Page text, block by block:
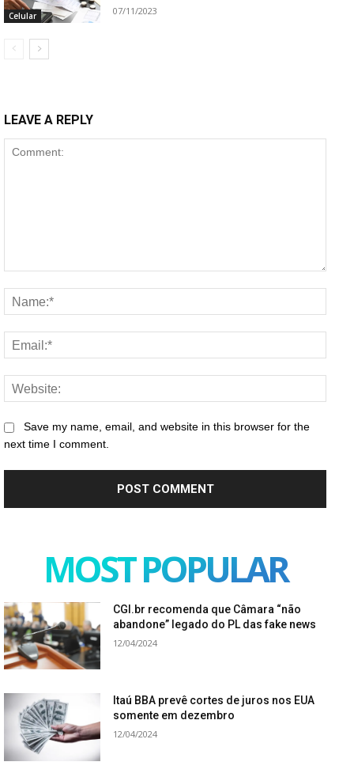
Celular 07/11/2023
LEAVE A REPLY
Save my name, email, and website in this browser for the
next time I comment.
MOST POPULAR
CGI.br recomenda que Câmara “não
abandone” legado do PL das fake news
12/04/2024
Itaú BBA prevê cortes de juros nos EUA
somente em dezembro
12/04/2024